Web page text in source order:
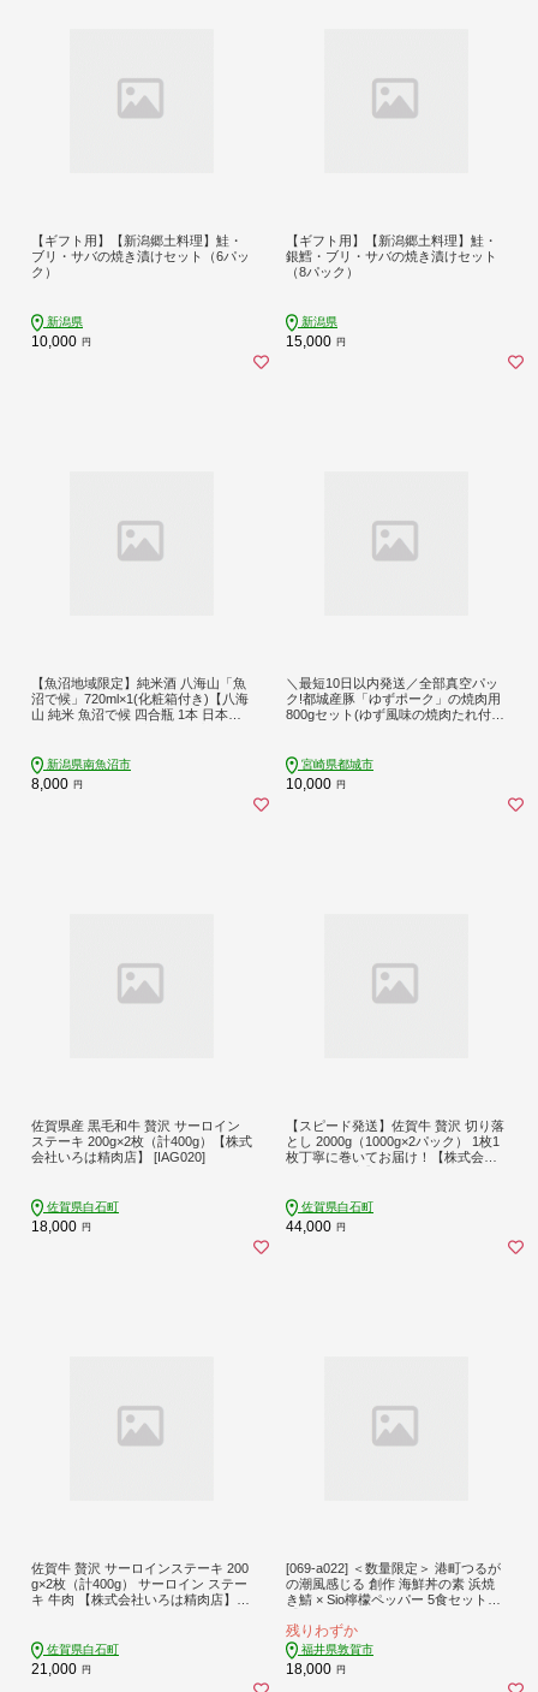
【ギフト用】【新潟郷土料理】鮭・
ブリ・サバの焼き漬けセット（6パッ
ク）
新潟県
10,000 円
【ギフト用】【新潟郷土料理】鮭・
銀鱈・ブリ・サバの焼き漬けセット
（8パック）
新潟県
15,000 円
【魚沼地域限定】純米酒 八海山「魚
沼で候」720ml×1(化粧箱付き)【八海
山 純米 魚沼で候 四合瓶 1本 日本酒 7
新潟県南魚沼市
8,000 円
＼最短10日以内発送／全部真空パッ
ク!都城産豚「ゆずポーク」の焼肉用
800gセット(ゆず風味の焼肉たれ付
宮崎県都城市
10,000 円
佐賀県産 黒毛和牛 贅沢 サーロイン
ステーキ 200g×2枚（計400g）【株式
会社いろは精肉店】 [IAG020]
佐賀県白石町
18,000 円
【スピード発送】佐賀牛 贅沢 切り落
とし 2000g（1000g×2パック） 1枚1
枚丁寧に巻いてお届け！【株式会社
佐賀県白石町
44,000 円
佐賀牛 贅沢 サーロインステーキ 200
g×2枚（計400g） サーロイン ステー
キ 牛肉 【株式会社いろは精肉店】 [I
佐賀県白石町
21,000 円
[069-a022] ＜数量限定＞ 港町つるが
の潮風感じる 創作 海鮮丼の素 浜焼
き鯖 × Sio檸檬ペッパー 5食セット
のせるだけ お酒の肴 パスタ アレン
ジ簡単 化粧箱 贈答 冷凍】[069-a022]
【敦賀市ふるさと納税】
残りわずか
福井県敦賀市
18,000 円